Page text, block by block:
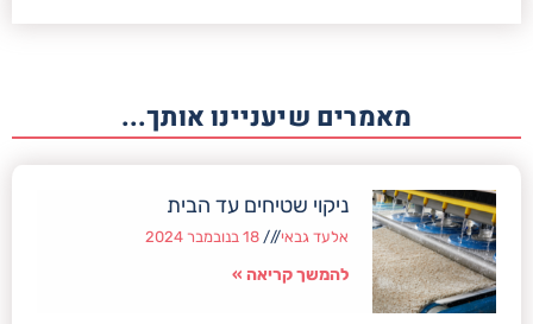
מאמרים שיעניינו אותך...
ניקוי שטיחים עד הבית
אלעד גבאי 18 בנובמבר 2024
להמשך קריאה »